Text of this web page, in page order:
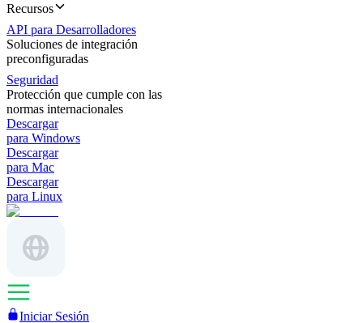
Recursos
API para Desarrolladores
Soluciones de integración
preconfiguradas
Seguridad
Protección que cumple con las
normas internacionales
Descargar
para Windows
Descargar
para Mac
Descargar
para Linux
Iniciar Sesión